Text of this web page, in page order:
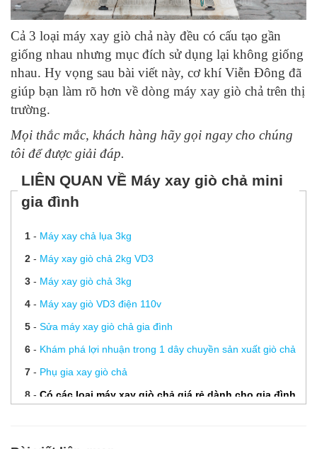
Cả 3 loại máy xay giò chả này đều có cấu tạo gần
giống nhau nhưng mục đích sử dụng lại không giống
nhau. Hy vọng sau bài viết này, cơ khí Viễn Đông đã
giúp bạn làm rõ hơn về dòng máy xay giò chả trên thị
trường.
Mọi thắc mắc, khách hàng hãy gọi ngay cho chúng
tôi để được giải đáp.
LIÊN QUAN VỀ Máy xay giò chả mini
gia đình
1- Máy xay chả lụa 3kg
2- Máy xay giò chả 2kg VD3
3- Máy xay giò chả 3kg
4- Máy xay giò VD3 điện 110v
5- Sửa máy xay giò chả gia đình
6- Khám phá lợi nhuận trong 1 dây chuyền sản xuất giò chả
7- Phụ gia xay giò chả
8- Có các loại máy xay giò chả giá rẻ dành cho gia đình